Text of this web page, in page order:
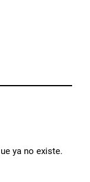
ya no existe.